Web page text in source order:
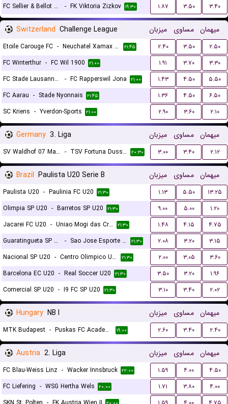
FC Sellier & Bellot Vlasim - FK Viktoria Zizkov ۱۹:۳۰ ۱.۸۷ ۳.۵۰ ۳.۴۰
Switzerland Challenge League میزبان مساوی میهمان
Etoile Carouge FC - Neuchatel Xamax FC ۲۱:۴۵ ۲.۴۰ ۳.۵۰
۲.۵۰
FC Winterthur - FC Wil 1900 ۲۱:۰۰ ۱.۹۱ ۳.۷۰
۳.۳۰
FC Stade Lausanne Ouchy
- FC Rapperswil Jona ۲۱:۰۰ ۱.۴۳ ۴.۵۰
۵.۵۰
FC Aarau - Stade Nyonnais ۲۱:۴۵ ۱.۳۶ ۴.۵۰
۶.۵۰
SC Kriens - Yverdon-Sports ۲۱:۰۰ ۲.۹۰ ۳.۶۰ ۲.۱۰
Germany 3. Liga میزبان مساوی میهمان
SV Waldhof 07 Mannheim - TSV Fortuna Dusseldorf ۲۰:۳۰ ۳.۰۰ ۳.۴۰ ۲.۱۲
Brazil Paulista U20 Serie B میزبان مساوی میهمان
Paulista U20 - Paulinia FC U20 ۲۱:۳۰ ۱.۱۳ ۵.۵۰
۱۳.۲۵
Olimpia SP U20 - Barretos SP U20 ۲۱:۳۰ ۹.۰۰ ۵.۰۰
۱.۲۰
Jacarei FC U20 - Uniao Mogi das Cruzes FC U20 ۲۱:۳۰ ۱.۴۸ ۴.۱۵
۴.۷۵
Guaratingueta SP U20
- Sao Jose Esporte Clube U20 ۲۱:۳۰ ۲.۰۸ ۳.۲۰
۳.۱۵
Nacional SP U20 - Centro Olimpico U20 ۲۱:۳۰ ۲.۰۰ ۳.۰۵
۳.۶۰
Barcelona EC U20 - Real Soccer U20 ۲۱:۳۰ ۳.۵۰ ۳.۲۰
۱.۹۶
Comercial SP U20 - I9 FC SP U20 ۲۱:۳۰ ۳.۱۰ ۳.۴۰ ۲.۰۲
Hungary NB I میزبان مساوی میهمان
MTK Budapest - Puskas FC Academy ۱۹:۰۰ ۲.۶۰ ۳.۴۰ ۲.۴۰
Austria 2. Liga میزبان مساوی میهمان
FC Blau-Weiss Linz - Wacker Innsbruck ۲۲:۰۰ ۱.۵۹ ۴.۰۰
۴.۵۰
FC Liefering - WSG Hertha Wels ۲۰:۰۰ ۱.۷۱ ۳.۸۰
۴.۰۰